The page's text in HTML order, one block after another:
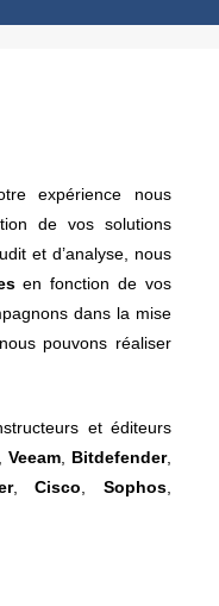
expérience nous
de vos solutions
et d’analyse, nous
en fonction de vos
dans la mise
pouvons réaliser
et éditeurs
Veeam Bitdefender,
,Cisco Sophos